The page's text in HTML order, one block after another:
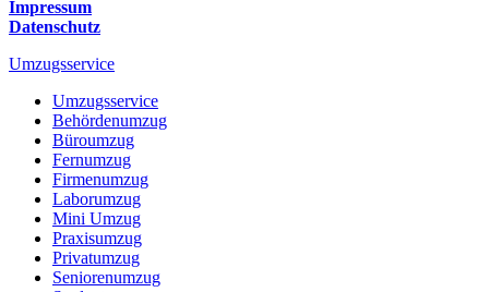
Impressum
Datenschutz
Umzugsservice
Umzugsservice
Behördenumzug
Büroumzug
Fernumzug
Firmenumzug
Laborumzug
Mini Umzug
Praxisumzug
Privatumzug
Seniorenumzug